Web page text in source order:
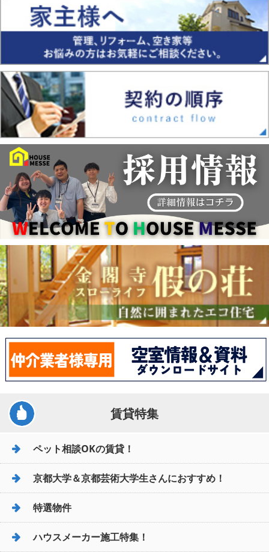
賃貸特集
ペット相談OKの賃貸！
京都大学＆京都芸術大学生さんにおすすめ！
特選物件
ハウスメーカー施工特集！